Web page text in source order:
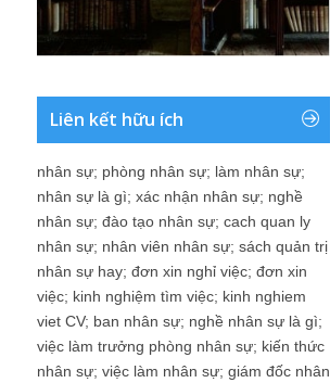
Liên kết hữu ích
nhân sự; phòng nhân sự; làm nhân sự;
nhân sự là gì; xác nhận nhân sự; nghề
nhân sự; đào tạo nhân sự; cach quan ly
nhân sự; nhân viên nhân sự; sách quản trị
nhân sự hay; đơn xin nghỉ việc; đơn xin
việc; kinh nghiệm tìm việc; kinh nghiem
viet CV; ban nhân sự; nghề nhân sự là gì;
việc làm trưởng phòng nhân sự; kiến thức
nhân sự; việc làm nhân sự; giám đốc nhân